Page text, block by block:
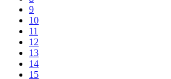
9
10
11
12
13
14
15